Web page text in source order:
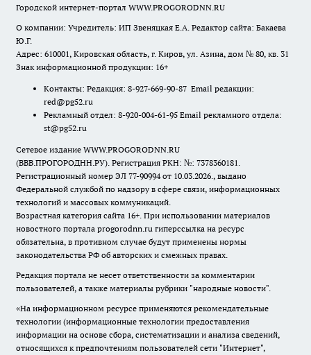
Городской интернет-портал WWW.PROGORODNN.RU
О компании: Учредитель: ИП Звеняцкая Е.А. Редактор сайта: Бакаева
Ю.Г.
Адрес: 610001, Кировская область, г. Киров, ул. Азина, дом № 80, кв. 31
Знак информационной продукции: 16+
Контакты: Редакция: 8-927-669-90-87 Email редакции:
red@pg52.ru
Рекламный отдел: 8-920-004-61-95 Email рекламного отдела:
st@pg52.ru
Сетевое издание WWW.PROGORODNN.RU
(ВВВ.ПРОГОРОДНН.РУ). Регистрация РКН: №: 7378360181.
Регистрационный номер ЭЛ 77-90994 от 10.03.2026., выдано
Федеральной службой по надзору в сфере связи, информационных
технологий и массовых коммуникаций.
Возрастная категория сайта 16+. При использовании материалов
новостного портала progorodnn.ru гиперссылка на ресурс
обязательна, в противном случае будут применены нормы
законодательства РФ об авторских и смежных правах.
Редакция портала не несет ответственности за комментарии
пользователей, а также материалы рубрики "народные новости".
«На информационном ресурсе применяются рекомендательные
технологии (информационные технологии предоставления
информации на основе сбора, систематизации и анализа сведений,
относящихся к предпочтениям пользователей сети "Интернет",